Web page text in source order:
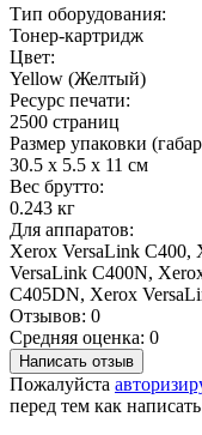
Тип оборудования:
Тонер-картридж
Цвет:
Yellow (Желтый)
Ресурс печати:
2500 страниц
Размер упаковки
30.5 x 5.5 x 11 см
Вес брутто:
0.243 кг
Для аппаратов:
Xerox VersaLink C400,
VersaLink C400N,
C405DN, Xerox
Отзывов: 0
Средняя оценка: 0
Написать отзыв
Пожалуйста
перед тем как